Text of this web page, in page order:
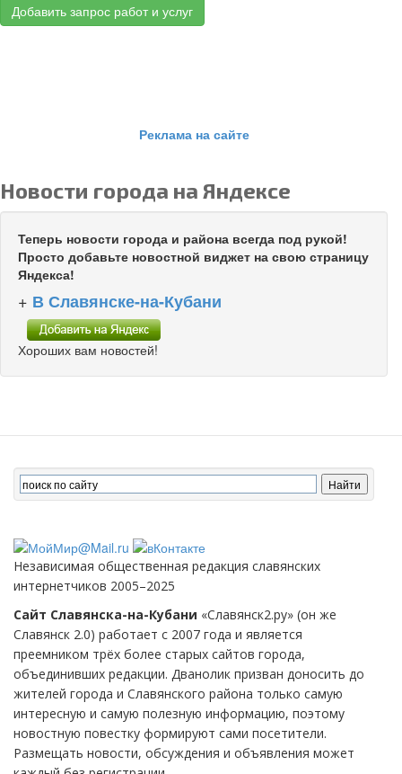
Добавить запрос работ и услуг
Реклама на сайте
Новости города на Яндексе
Теперь новости города и района всегда под рукой!
Просто добавьте новостной виджет на свою страницу
Яндекса!
+ В Славянске-на-Кубани
Хороших вам новостей!
Независимая общественная редакция славянских
интернетчиков 2005–2025
Сайт Славянска-на-Кубани «Славянск2.ру» (он же
Славянск 2.0) работает с 2007 года и является
преемником трёх более старых сайтов города,
объединивших редакции. Дванолик призван доносить до
жителей города и Славянского района только самую
интересную и самую полезную информацию, поэтому
новостную повестку формируют сами посетители.
Размещать новости, обсуждения и объявления может